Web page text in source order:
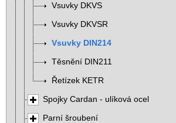
Vsuvky DKVS
Vsuvky DKVSR
Vsuvky DIN214
Těsnění DIN211
Řetízek KETR
Spojky Cardan - ulíková ocel
Parní šroubení